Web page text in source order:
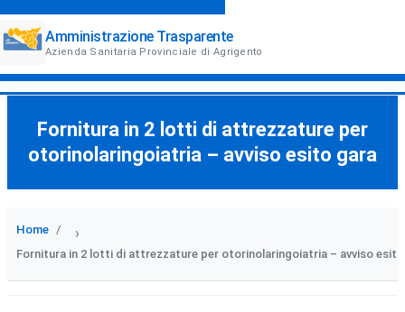
Amministrazione Trasparente
Azienda Sanitaria Provinciale di Agrigento
Fornitura in 2 lotti di attrezzature per
otorinolaringoiatria – avviso esito gara
Home ›
Fornitura in 2 lotti di attrezzature per otorinolaringoiatria – avviso